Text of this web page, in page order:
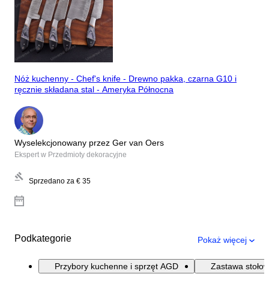
Nóż kuchenny - Chef's knife - Drewno pakka, czarna G10 i
ręcznie składana stal - Ameryka Północna
Wyselekcjonowany przez Ger van Oers
Ekspert w Przedmioty dekoracyjne
Sprzedano za € 35
Podkategorie Pokaż więcej
Przybory kuchenne i sprzęt AGD Zastawa